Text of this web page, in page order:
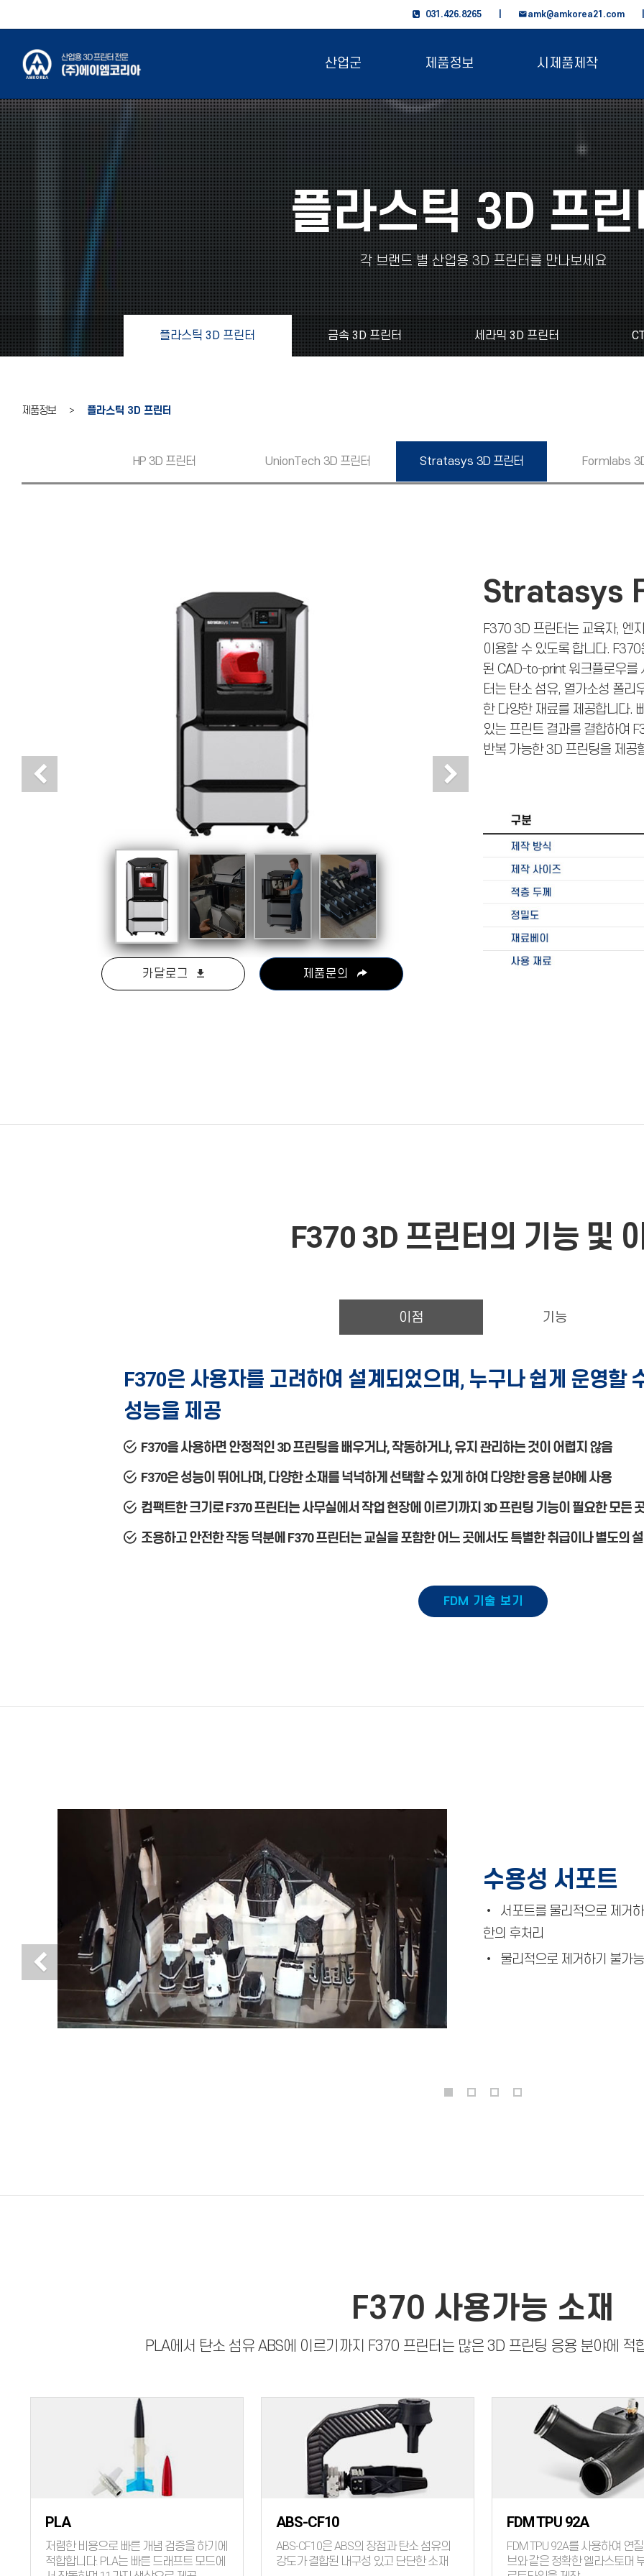
031.426.8265 | amk@amkorea21.com
산업군 제품정보 시제품제작
플라스틱 3D 프린
각 브랜드 별 산업용 3D 프린터를 만나보세요
플라스틱 3D 프린터 금속 3D 프린터 세라믹 3D 프린터
제품정보 > 플라스틱 3D 프린터
HP 3D 프린터 UnionTech 3D 프린터 Stratasys 3D 프린터 Formlabs
카달로그 제품문의
Stratasys
F370 3D 프린터는 교육자, 엔
이용할 수 있도록 합니다.
된 CAD-to-print 워크플로우를
터는 탄소 섬유, 열가소성 폴리
한 다양한 재료를 제공합니다.
있는 프린트 결과를 결합하여
반복 가능한 3D 프린팅을 제공
F370 3D 프린터의 기능 및
이점 기능
F370은 사용자를 고려하여 설계되었으며, 누구나 쉽게 운영할
성능을 제공
F370을 사용하면 안정적인 3D 프린팅을 배우거나, 작동하거나, 유지 관리하는 것이 어렵지 않음
F370은 성능이 뛰어나며, 다양한 소재를 넉넉하게 선택할 수 있게 하여 다양한 응용 분야에 사용
컴팩트한 크기로 F370 프린터는 사무실에서 작업 현장에 이르기까지 3D 프린팅 기능이 필요한 모든
조용하고 안전한 작동 덕분에 F370 프린터는 교실을 포함한 어느 곳에서도 특별한 취급이나 별도의
FDM 기술 보기
수용성 서포트
• 서포트를 물리적으로 제거
한의 후처리
• 물리적으로 제거하기 불가
Previous
F370 사용가능 소재
PLA에서 탄소 섬유 ABS에 이르기까지 F370 프린터는 많은 3D 프린팅 응용 분야에 적
PLA
저렴한 비용으로 빠른 개념 검증을 하기에
적합합니다. PLA는 빠른 드래프트 모드에
ABS-CF10
ABS-CF10은 ABS의 장점과 탄소 섬유의
강도가 결합된 내구성 있고 단단한 소재
FDM TPU 92A
FDM TPU 92A를 사용하여 연
브와 같은 정확한 엘라스토머